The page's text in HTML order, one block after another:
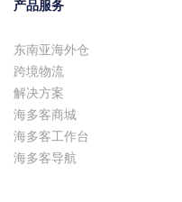
产品服务
东南亚海外仓
跨境物流
解决方案
海多客商城
海多客工作台
海多客导航